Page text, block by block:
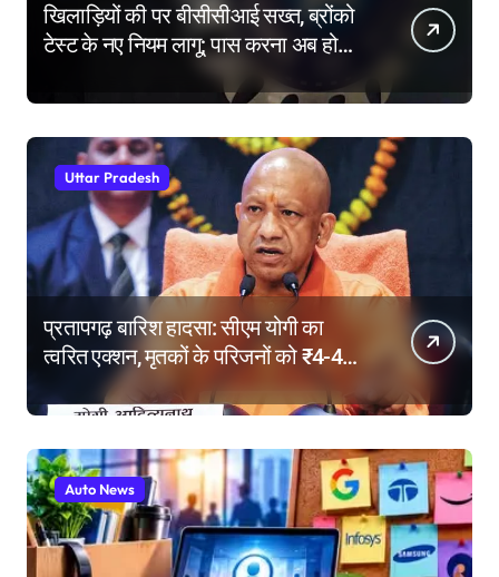
खिलाड़ियों की पर बीसीसीआई सख्त, ब्रोंको
टेस्ट के नए नियम लागू; पास करना अब होगा
Uttar Pradesh
प्रतापगढ़ बारिश हादसा: सीएम योगी का
त्वरित एक्शन, मृतकों के परिजनों को ₹4-4
लाख की सहायता, घायलों के बेहतर इलाज के
निर्देश
Auto News